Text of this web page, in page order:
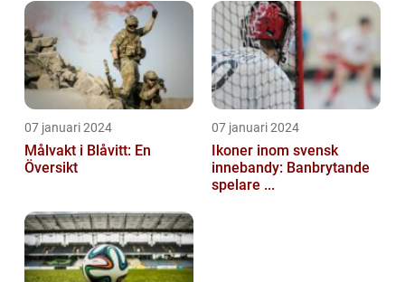
07 januari 2024
Målvakt i Blåvitt: En
Översikt
07 januari 2024
Ikoner inom svensk
innebandy: Banbrytande
spelare ...